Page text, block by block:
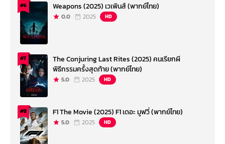
#6 Weapons (2025) เวเพินส์ (พากย์ไทย)
0.0 2025 HD
#7
The Conjuring Last Rites (2025) คนเรียกผี
พิธีกรรมครั้งสุดท้าย (พากย์ไทย)
5.0 2025 HD
#8 F1 The Movie (2025) F1 เดอะ มูฟวี่ (พากย์ไทย)
5.0 2025 HD